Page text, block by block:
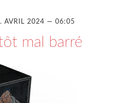
AVRIL 2024 — 06:05
mal barré